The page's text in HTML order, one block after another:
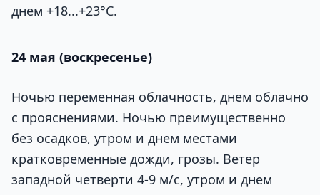
днем +18...+23°С.
24 мая (воскресенье)
Ночью переменная облачность, днем облачно
с прояснениями. Ночью преимущественно
без осадков, утром и днем местами
кратковременные дожди, грозы. Ветер
западной четверти 4-9 м/с, утром и днем